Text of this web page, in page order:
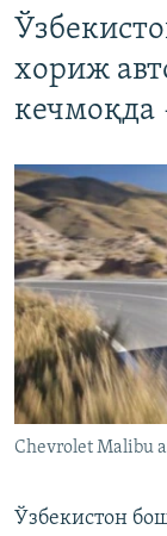
хориж
Chevrolet Malibu
Ўзбекистон